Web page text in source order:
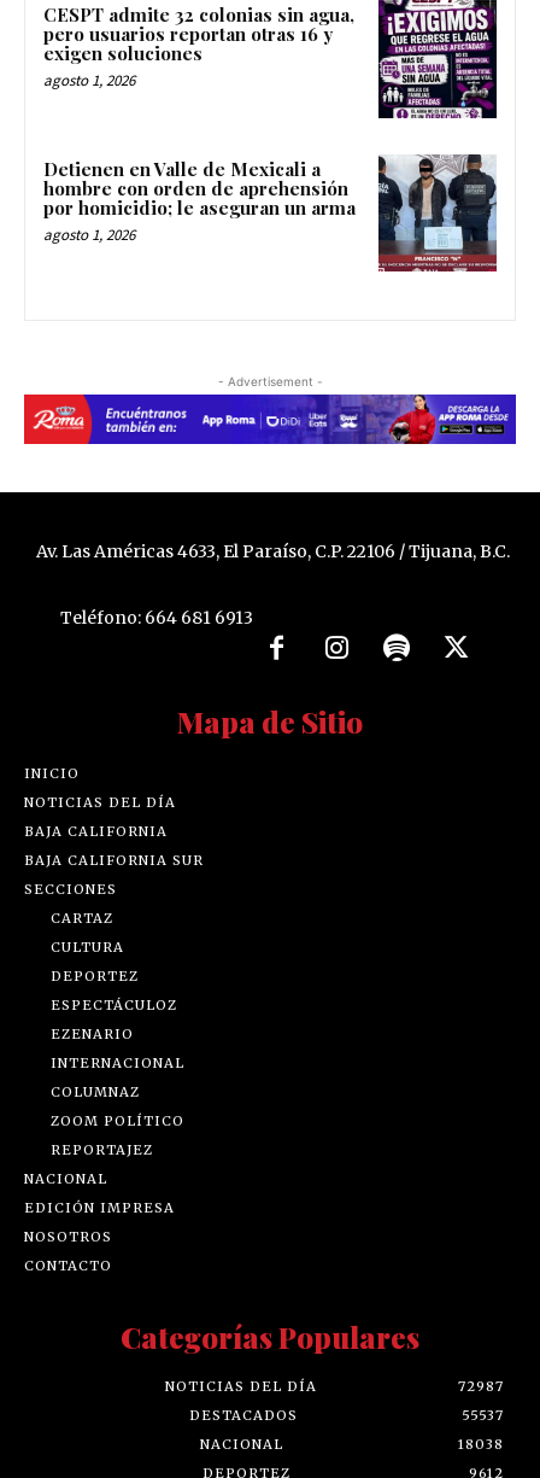
CESPT admite 32 colonias sin agua,
pero usuarios reportan otras 16 y
exigen soluciones
agosto 1, 2026
Detienen en Valle de Mexicali a
hombre con orden de aprehensión
por homicidio; le aseguran un arma
agosto 1, 2026
- Advertisement -
Av. Las Américas 4633, El Paraíso, C.P. 22106 / Tijuana, B.C.
Teléfono: 664 681 6913
Mapa de Sitio
INICIO
NOTICIAS DEL DÍA
BAJA CALIFORNIA
BAJA CALIFORNIA SUR
SECCIONES
CARTAZ
CULTURA
DEPORTEZ
ESPECTÁCULOZ
EZENARIO
INTERNACIONAL
COLUMNAZ
ZOOM POLÍTICO
REPORTAJEZ
NACIONAL
EDICIÓN IMPRESA
NOSOTROS
CONTACTO
Categorías Populares
NOTICIAS DEL DÍA
72987
DESTACADOS
55537
NACIONAL
18038
DEPORTEZ
9612